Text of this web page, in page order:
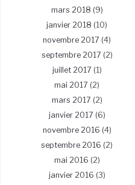
mars 2018 (9)
janvier 2018 (10)
novembre 2017 (4)
septembre 2017 (2)
juillet 2017 (1)
mai 2017 (2)
mars 2017 (2)
janvier 2017 (6)
novembre 2016 (4)
septembre 2016 (2)
mai 2016 (2)
janvier 2016 (3)